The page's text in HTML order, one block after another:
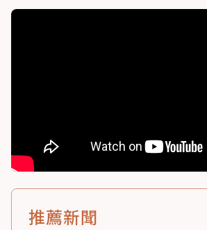
推薦新聞